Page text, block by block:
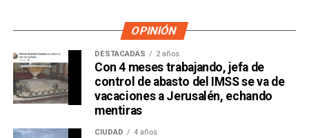
OPINIÓN
DESTACADAS 2 años
Con 4 meses trabajando, jefa de
control de abasto del IMSS se va de
vacaciones a Jerusalén, echando
mentiras
CIUDAD 4 años